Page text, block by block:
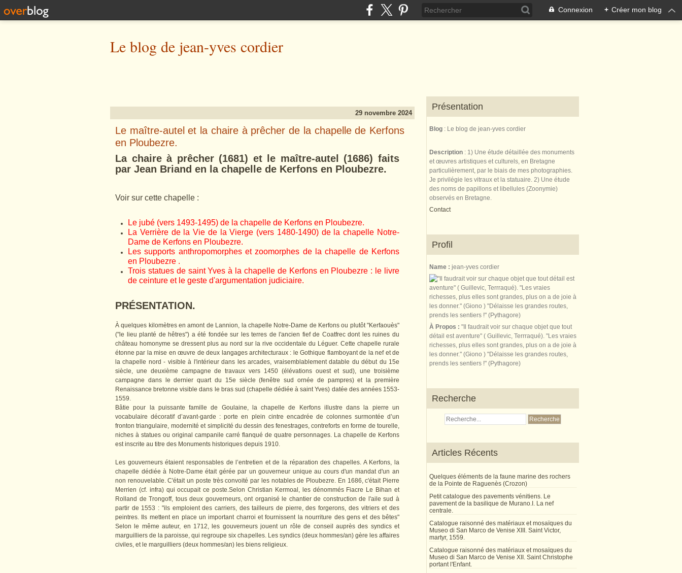
Connexion + Créer mon blog
Le blog de jean-yves cordier
29 novembre 2024
Le maître-autel et la chaire à prêcher de la chapelle de Kerfons
en Ploubezre.
La chaire à prêcher (1681) et le maître-autel (1686) faits
par Jean Briand en la chapelle de Kerfons en Ploubezre.
Voir sur cette chapelle :
Le jubé (vers 1493-1495) de la chapelle de Kerfons en Ploubezre.
La Verrière de la Vie de la Vierge (vers 1480-1490) de la chapelle Notre-
Dame de Kerfons en Ploubezre.
Les supports anthropomorphes et zoomorphes de la chapelle de Kerfons
en Ploubezre .
Trois statues de saint Yves à la chapelle de Kerfons en Ploubezre : le livre
de ceinture et le geste d'argumentation judiciaire.
PRÉSENTATION.
À quelques kilomètres en amont de Lannion, la chapelle Notre-Dame de Kerfons ou plutôt "Kerfaouès"
("le lieu planté de hêtres") a été fondée sur les terres de l'ancien fief de Coatfrec dont les ruines du
château homonyme se dressent plus au nord sur la rive occidentale du Léguer. Cette chapelle rurale
étonne par la mise en œuvre de deux langages architecturaux : le Gothique flamboyant de la nef et de
la chapelle nord - visible à l'intérieur dans les arcades, vraisemblablement datable du début du 15e
siècle, une deuxième campagne de travaux vers 1450 (élévations ouest et sud), une troisième
campagne dans le dernier quart du 15e siècle (fenêtre sud ornée de pampres) et la première
Renaissance bretonne visible dans le bras sud (chapelle dédiée à saint Yves) datée des années 1553-
1559.
Bâtie pour la puissante famille de Goulaine, la chapelle de Kerfons illustre dans la pierre un
vocabulaire décoratif d’avant-garde : porte en plein cintre encadrée de colonnes surmontée d’un
fronton triangulaire, modernité et simplicité du dessin des fenestrages, contreforts en forme de tourelle,
niches à statues ou original campanile carré flanqué de quatre personnages. La chapelle de Kerfons
est inscrite au titre des Monuments historiques depuis 1910.
Les gouverneurs étaient responsables de l’entretien et de la réparation des chapelles. A Kerfons, la
chapelle dédiée à Notre-Dame était gérée par un gouverneur unique au cours d'un mandat d'un an
non renouvelable. C'était un poste très convoité par les notables de Ploubezre. En 1686, c'était Pierre
Merrien (cf. infra) qui occupait ce poste.Selon Christian Kermoal, les dénommés Fiacre Le Bihan et
Rolland de Trongoff, tous deux gouverneurs, ont organisé le chantier de construction de l'aile sud à
partir de 1553 : "ils emploient des carriers, des tailleurs de pierre, des forgerons, des vitriers et des
peintres. Ils mettent en place un important charroi et fournissent la nourriture des gens et des bêtes"
Selon le même auteur, en 1712, les gouverneurs jouent un rôle de conseil auprès des syndics et
marguilliers de la paroisse, qui regroupe six chapelles. Les syndics (deux hommes/an) gère les affaires
civiles, et le marguilliers (deux hommes/an) les biens religieux.
Présentation
Blog : Le blog de jean-yves cordier
Description : 1) Une étude détaillée des monuments
et œuvres artistiques et culturels, en Bretagne
particulièrement, par le biais de mes photographies.
Je privilégie les vitraux et la statuaire. 2) Une étude
des noms de papillons et libellules (Zoonymie)
observés en Bretagne.
Contact
Profil
Name : jean-yves cordier
À Propos : "Il faudrait voir sur chaque objet que tout
détail est aventure" ( Guillevic, Terrraqué). "Les vraies
richesses, plus elles sont grandes, plus on a de joie à
les donner." (Giono ) "Délaisse les grandes routes,
prends les sentiers !" (Pythagore)
Recherche
Articles Récents
Quelques éléments de la faune marine des rochers
de la Pointe de Raguenès (Crozon)
Petit catalogue des pavements vénitiens. Le
pavement de la basilique de Murano.I. La nef
centrale.
Catalogue raisonné des matériaux et mosaïques du
Museo di San Marco de Venise XIII. Saint Victor,
martyr, 1559.
Catalogue raisonné des matériaux et mosaïques du
Museo di San Marco de Venise XII. Saint Christophe
portant l'Enfant.